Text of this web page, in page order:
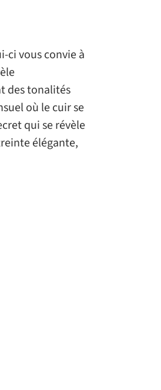
ci vous convie à
des tonalités
où le cuir se
qui se révèle
élégante,